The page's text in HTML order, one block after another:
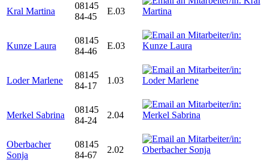
Kral Martina
08145
84-45
E.03
Kunze Laura
08145
84-46
E.03
Loder Marlene
08145
84-17
1.03
Merkel Sabrina
08145
84-24
2.04
Oberbacher
Sonja
08145
84-67
2.02